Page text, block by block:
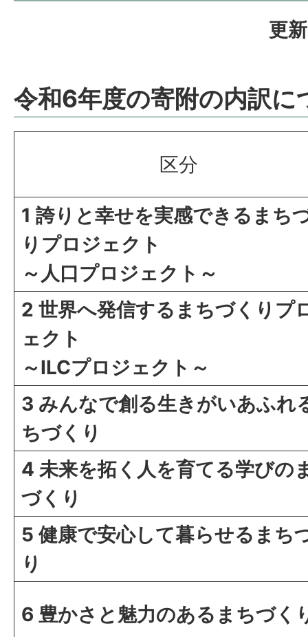
更
令和6年度の寄附の内訳に
区分
1 誇りと幸せを実感できるまち
りプロジェクト
～人口プロジェクト～
2 世界へ発信するまちづくりプ
ェクト
～ILCプロジェクト～
3 みんなで創る生きがいあふれ
ちづくり
4 未来を拓く人を育てる学びの
づくり
5 健康で安心して暮らせるまち
り
6 豊かさと魅力のあるまちづく